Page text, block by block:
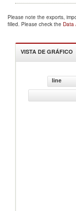
Please note the exports,
filled. Please check the Data
VISTA DE GRÁFICO
line